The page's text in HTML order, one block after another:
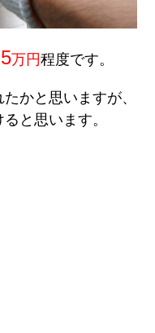
5万円程度です。
かと思いますが、
と思います。